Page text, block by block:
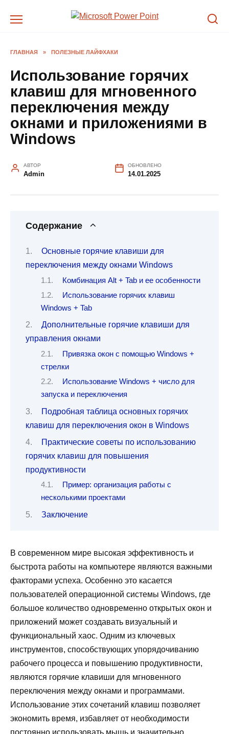
ГЛАВНАЯ » ПОЛЕЗНЫЕ ЛАЙФХАКИ
Использование горячих
клавиш для мгновенного
переключения между
окнами и приложениями в
Windows
АВТОР
Admin
ОБНОВЛЕНО
14.01.2025
Содержание
Основные горячие клавиши для
переключения между окнами Windows
Комбинация Alt + Tab и ее особенности
Использование горячих клавиш
Windows + Tab
Дополнительные горячие клавиши для
управления окнами
Привязка окон с помощью Windows +
стрелки
Использование Windows + число для
запуска и переключения
Подробная таблица основных горячих
клавиш для переключения окон в Windows
Практические советы по использованию
горячих клавиш для повышения
продуктивности
Пример: организация работы с
несколькими проектами
Заключение
В современном мире высокая эффективность и
быстрота работы на компьютере являются важными
факторами успеха. Особенно это касается
пользователей операционной системы Windows, где
большое количество одновременно открытых окон и
приложений может создавать визуальный и
функциональный хаос. Одним из ключевых
инструментов, способствующих упорядочиванию
рабочего процесса и повышению продуктивности,
являются горячие клавиши для мгновенного
переключения между окнами и программами.
Использование этих сочетаний клавиш позволяет
экономить время, избавляет от необходимости
постоянно использовать мышь и значительно